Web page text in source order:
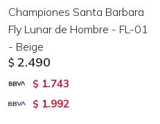
Championes Santa Barbara
Fly Lunar de Hombre - FL-01
- Beige
$ 2.490
$ 1.743
$ 1.992